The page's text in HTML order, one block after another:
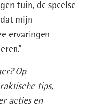
tuin, de speelse
mijn
ervaringen
Op
tips,
acties en